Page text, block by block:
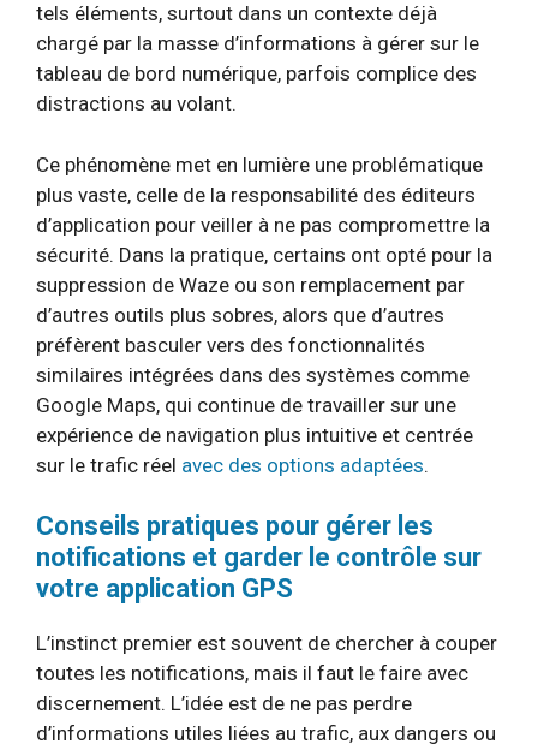
tels éléments, surtout dans un contexte déjà
chargé par la masse d’informations à gérer sur le
tableau de bord numérique, parfois complice des
distractions au volant.
Ce phénomène met en lumière une problématique
plus vaste, celle de la responsabilité des éditeurs
d’application pour veiller à ne pas compromettre la
sécurité. Dans la pratique, certains ont opté pour la
suppression de Waze ou son remplacement par
d’autres outils plus sobres, alors que d’autres
préfèrent basculer vers des fonctionnalités
similaires intégrées dans des systèmes comme
Google Maps, qui continue de travailler sur une
expérience de navigation plus intuitive et centrée
sur le trafic réel avec des options adaptées.
Conseils pratiques pour gérer les
notifications et garder le contrôle sur
votre application GPS
L’instinct premier est souvent de chercher à couper
toutes les notifications, mais il faut le faire avec
discernement. L’idée est de ne pas perdre
d’informations utiles liées au trafic, aux dangers ou